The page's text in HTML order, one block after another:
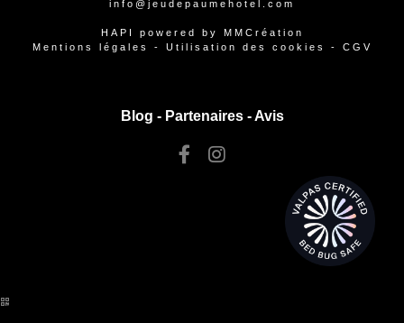
info@jeudepaumehotel.com
HAPI powered by
MMCréation
Mentions légales
- Utilisation des cookies - CGV
Blog - Partenaires-Avis